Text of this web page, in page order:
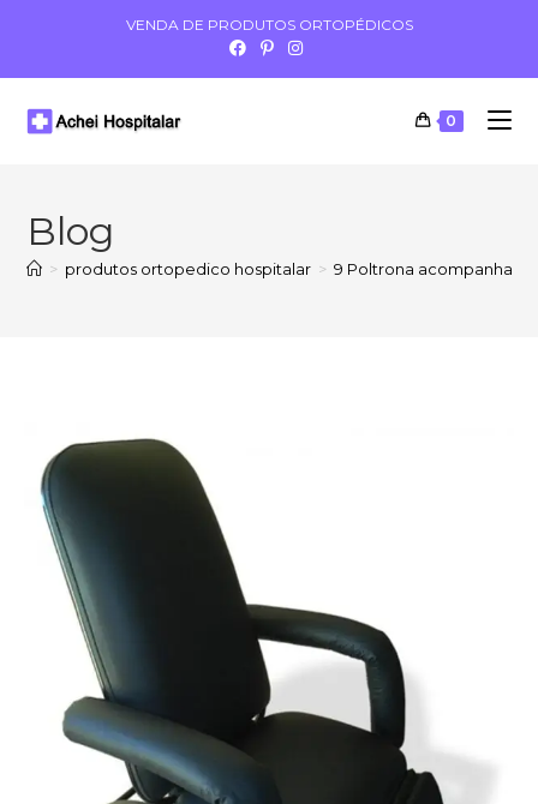
VENDA DE PRODUTOS ORTOPÉDICOS
0
Blog
> produtos ortopedico hospitalar > 9 Poltrona